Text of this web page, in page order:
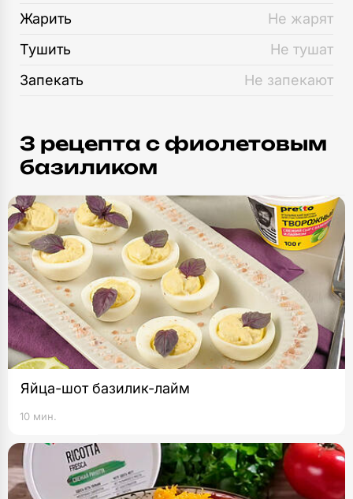
Жарить
Не жарят
Тушить
Не тушат
Запекать
Не запекают
3 рецепта c фиолетовым
базиликом
Яйца-шот базилик-лайм
10 мин.